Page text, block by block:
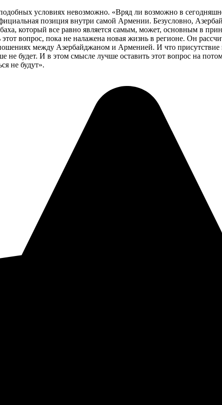
условиях невозможно. «Вряд ли возможно в
позиция внутри самой Армении. Безусловно,
который все равно является самым, может, основным в
вопрос, пока не налажена новая жизнь в регионе. Он
между Азербайджаном и Арменией. И что
не будет. И в этом смысле лучше оставить этот вопрос на
не будут».